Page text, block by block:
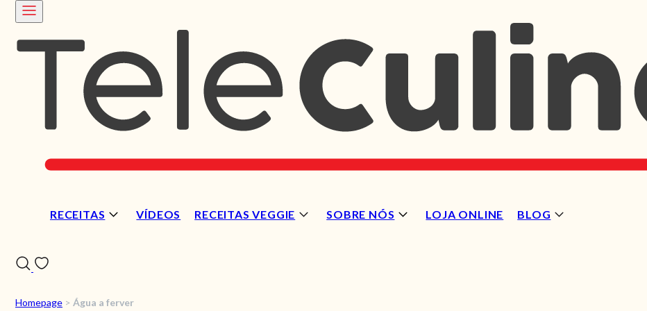
RECEITAS VÍDEOS RECEITAS VEGGIE SOBRE NÓS LOJA ONLINE BLOG
Homepage > Água a ferver